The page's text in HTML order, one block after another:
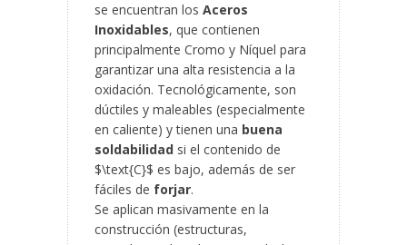
se encuentran los Aceros
Inoxidables, que contienen
principalmente Cromo y Níquel para
garantizar una alta resistencia a la
oxidación. Tecnológicamente, son
dúctiles y maleables (especialmente
en caliente) y tienen una buena
soldabilidad si el contenido de
$\text{C}$ es bajo, además de ser
fáciles de forjar.
Se aplican masivamente en la
construcción (estructuras,